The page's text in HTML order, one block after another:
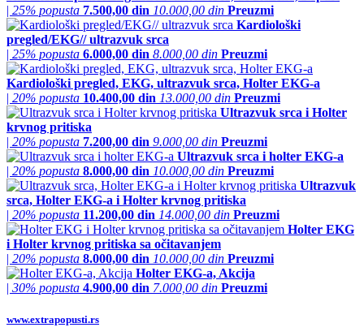
| 25% popusta 7.500,00 din 10.000,00 din Preuzmi
Kardiološki
pregled/EKG// ultrazvuk srca
| 25% popusta 6.000,00 din 8.000,00 din Preuzmi
Kardiološki pregled, EKG, ultrazvuk srca, Holter EKG-a
| 20% popusta 10.400,00 din 13.000,00 din Preuzmi
Ultrazvuk srca i Holter
krvnog pritiska
| 20% popusta 7.200,00 din 9.000,00 din Preuzmi
Ultrazvuk srca i holter EKG-a
| 20% popusta 8.000,00 din 10.000,00 din Preuzmi
Ultrazvuk
srca, Holter EKG-a i Holter krvnog pritiska
| 20% popusta 11.200,00 din 14.000,00 din Preuzmi
Holter EKG
i Holter krvnog pritiska sa očitavanjem
| 20% popusta 8.000,00 din 10.000,00 din Preuzmi
Holter EKG-a, Akcija
| 30% popusta 4.900,00 din 7.000,00 din Preuzmi
www.extrapopusti.rs